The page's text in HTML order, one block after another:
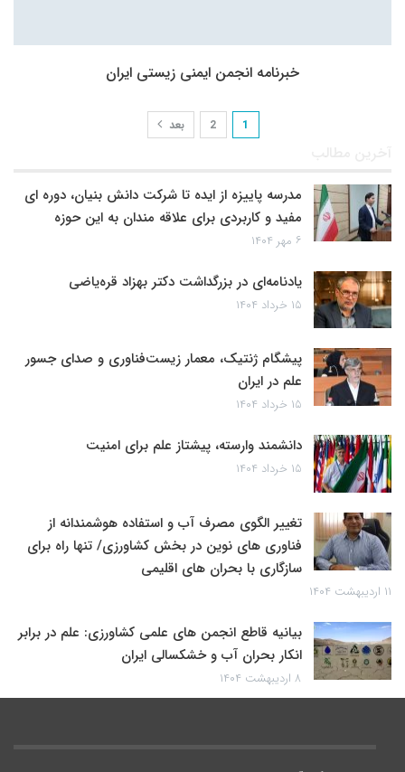
خبرنامه انجمن ایمنی زیستی ایران
1
2 بعد
آخرین مطالب
مدرسه پاییزه از ایده تا شرکت دانش بنیان، دوره ای
مفید و کاربردی برای علاقه مندان به این حوزه
۶ مهر ۱۴۰۴
یادنامه‌ای در بزرگداشت دکتر بهزاد قره‌یاضی
۱۵ خرداد ۱۴۰۴
پیشگام ژنتیک، معمار زیست‌فناوری و صدای جسور
علم در ایران
۱۵ خرداد ۱۴۰۴
دانشمند وارسته، پیشتاز علم برای امنیت
۱۵ خرداد ۱۴۰۴
تغییر الگوی مصرف آب و استفاده هوشمندانه از
فناوری های نوین در بخش کشاورزی/ تنها راه برای
سازگاری با بحران های اقلیمی
۱۱ اردیبهشت ۱۴۰۴
بیانیه قاطع انجمن های علمی کشاورزی: علم در برابر
انکار بحران آب و خشکسالی ایران
۸ اردیبهشت ۱۴۰۴